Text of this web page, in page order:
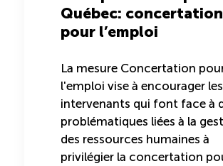
Entretien ménager : Évaluation –
norme
Boomerang – Partage de ressources
Chantier sur la saisonnalité
Québec: concertation
pour l’emploi
La mesure Concertation
l'emploi vise à encourager les
intervenants qui font face à
problématiques liées à la
des ressources humaines à
privilégier la concertation